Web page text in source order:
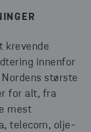
krevende
innenfor
største
for alt, fra
mest
telecom, olje-